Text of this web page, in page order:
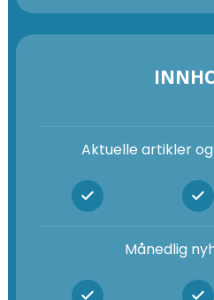
Aktuelle artikler
Månedlig